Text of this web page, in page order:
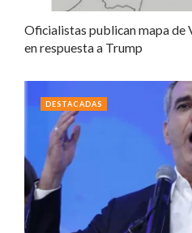
Oficialistas publican mapa de
en respuesta a Trump
DESTACADAS